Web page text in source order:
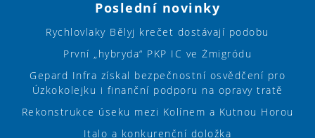
Poslední novinky
Rychlovlaky Bělyj krečet dostávají podobu
První „hybryda“ PKP IC ve Żmigródu
Gepard Infra získal bezpečnostní osvědčení pro
Úzkokolejku i finanční podporu na opravy tratě
Rekonstrukce úseku mezi Kolínem a Kutnou Horou
Italo a konkurenční doložka